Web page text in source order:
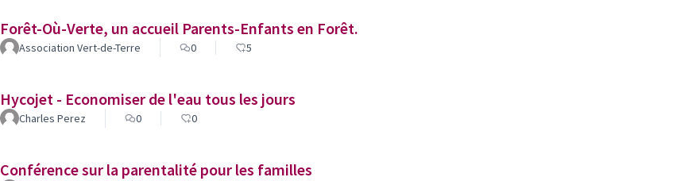
Forêt-Où-Verte, un accueil Parents-Enfants en Forêt.
Association Vert-de-Terre 0 5
Hycojet - Economiser de l'eau tous les jours
Charles Perez 0 0
Conférence sur la parentalité pour les familles